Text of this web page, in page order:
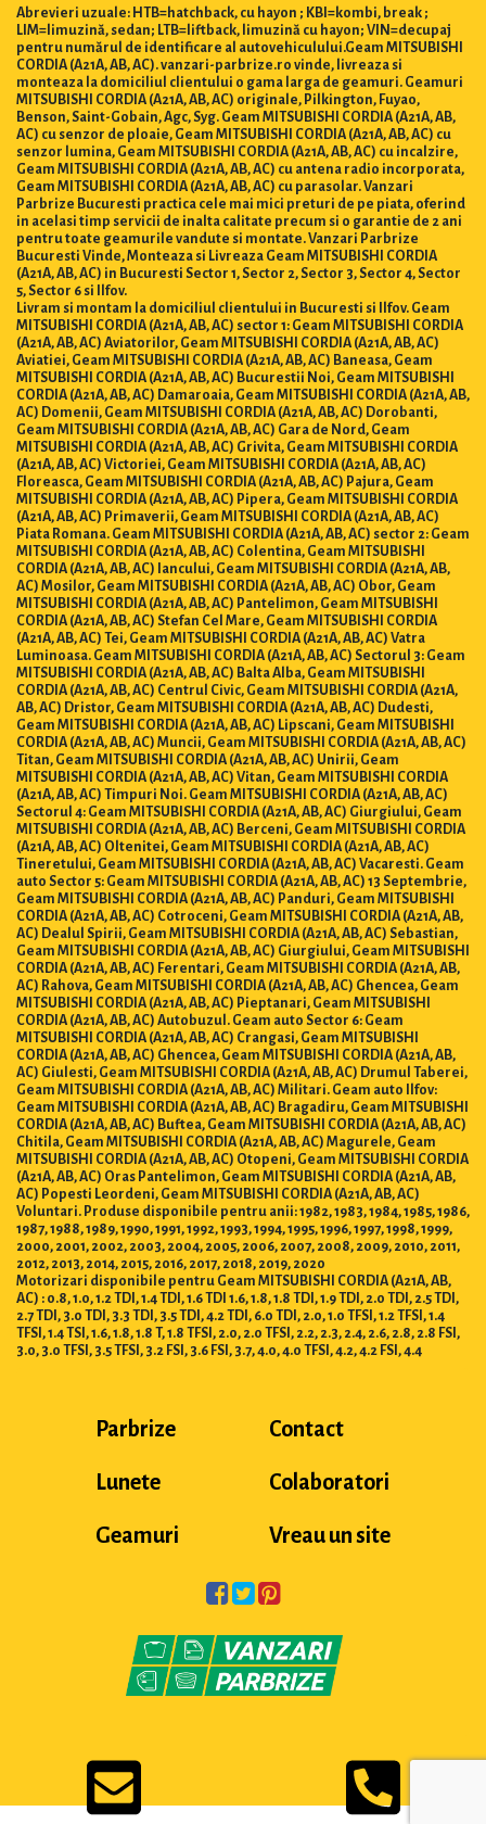
Abrevieri uzuale: HTB=hatchback, cu hayon ; KBI=kombi, break ;
LIM=limuzină, sedan; LTB=liftback, limuzină cu hayon; VIN=decupaj
pentru numărul de identificare al autovehiculului.Geam MITSUBISHI
CORDIA (A21A, AB, AC). vanzari-parbrize.ro vinde, livreaza si
monteaza la domiciliul clientului o gama larga de geamuri. Geamuri
MITSUBISHI CORDIA (A21A, AB, AC) originale, Pilkington, Fuyao,
Benson, Saint-Gobain, Agc, Syg. Geam MITSUBISHI CORDIA (A21A, AB,
AC) cu senzor de ploaie, Geam MITSUBISHI CORDIA (A21A, AB, AC) cu
senzor lumina, Geam MITSUBISHI CORDIA (A21A, AB, AC) cu incalzire,
Geam MITSUBISHI CORDIA (A21A, AB, AC) cu antena radio incorporata,
Geam MITSUBISHI CORDIA (A21A, AB, AC) cu parasolar. Vanzari
Parbrize Bucuresti practica cele mai mici preturi de pe piata, oferind
in acelasi timp servicii de inalta calitate precum si o garantie de 2 ani
pentru toate geamurile vandute si montate. Vanzari Parbrize
Bucuresti Vinde, Monteaza si Livreaza Geam MITSUBISHI CORDIA
(A21A, AB, AC) in Bucuresti Sector 1, Sector 2, Sector 3, Sector 4, Sector
5, Sector 6 si Ilfov.
Livram si montam la domiciliul clientului in Bucuresti si Ilfov. Geam
MITSUBISHI CORDIA (A21A, AB, AC) sector 1: Geam MITSUBISHI CORDIA
(A21A, AB, AC) Aviatorilor, Geam MITSUBISHI CORDIA (A21A, AB, AC)
Aviatiei, Geam MITSUBISHI CORDIA (A21A, AB, AC) Baneasa, Geam
MITSUBISHI CORDIA (A21A, AB, AC) Bucurestii Noi, Geam MITSUBISHI
CORDIA (A21A, AB, AC) Damaroaia, Geam MITSUBISHI CORDIA (A21A, AB,
AC) Domenii, Geam MITSUBISHI CORDIA (A21A, AB, AC) Dorobanti,
Geam MITSUBISHI CORDIA (A21A, AB, AC) Gara de Nord, Geam
MITSUBISHI CORDIA (A21A, AB, AC) Grivita, Geam MITSUBISHI CORDIA
(A21A, AB, AC) Victoriei, Geam MITSUBISHI CORDIA (A21A, AB, AC)
Floreasca, Geam MITSUBISHI CORDIA (A21A, AB, AC) Pajura, Geam
MITSUBISHI CORDIA (A21A, AB, AC) Pipera, Geam MITSUBISHI CORDIA
(A21A, AB, AC) Primaverii, Geam MITSUBISHI CORDIA (A21A, AB, AC)
Piata Romana. Geam MITSUBISHI CORDIA (A21A, AB, AC) sector 2: Geam
MITSUBISHI CORDIA (A21A, AB, AC) Colentina, Geam MITSUBISHI
CORDIA (A21A, AB, AC) Iancului, Geam MITSUBISHI CORDIA (A21A, AB,
AC) Mosilor, Geam MITSUBISHI CORDIA (A21A, AB, AC) Obor, Geam
MITSUBISHI CORDIA (A21A, AB, AC) Pantelimon, Geam MITSUBISHI
CORDIA (A21A, AB, AC) Stefan Cel Mare, Geam MITSUBISHI CORDIA
(A21A, AB, AC) Tei, Geam MITSUBISHI CORDIA (A21A, AB, AC) Vatra
Luminoasa. Geam MITSUBISHI CORDIA (A21A, AB, AC) Sectorul 3: Geam
MITSUBISHI CORDIA (A21A, AB, AC) Balta Alba, Geam MITSUBISHI
CORDIA (A21A, AB, AC) Centrul Civic, Geam MITSUBISHI CORDIA (A21A,
AB, AC) Dristor, Geam MITSUBISHI CORDIA (A21A, AB, AC) Dudesti,
Geam MITSUBISHI CORDIA (A21A, AB, AC) Lipscani, Geam MITSUBISHI
CORDIA (A21A, AB, AC) Muncii, Geam MITSUBISHI CORDIA (A21A, AB, AC)
Titan, Geam MITSUBISHI CORDIA (A21A, AB, AC) Unirii, Geam
MITSUBISHI CORDIA (A21A, AB, AC) Vitan, Geam MITSUBISHI CORDIA
(A21A, AB, AC) Timpuri Noi. Geam MITSUBISHI CORDIA (A21A, AB, AC)
Sectorul 4: Geam MITSUBISHI CORDIA (A21A, AB, AC) Giurgiului, Geam
MITSUBISHI CORDIA (A21A, AB, AC) Berceni, Geam MITSUBISHI CORDIA
(A21A, AB, AC) Oltenitei, Geam MITSUBISHI CORDIA (A21A, AB, AC)
Tineretului, Geam MITSUBISHI CORDIA (A21A, AB, AC) Vacaresti. Geam
auto Sector 5: Geam MITSUBISHI CORDIA (A21A, AB, AC) 13 Septembrie,
Geam MITSUBISHI CORDIA (A21A, AB, AC) Panduri, Geam MITSUBISHI
CORDIA (A21A, AB, AC) Cotroceni, Geam MITSUBISHI CORDIA (A21A, AB,
AC) Dealul Spirii, Geam MITSUBISHI CORDIA (A21A, AB, AC) Sebastian,
Geam MITSUBISHI CORDIA (A21A, AB, AC) Giurgiului, Geam MITSUBISHI
CORDIA (A21A, AB, AC) Ferentari, Geam MITSUBISHI CORDIA (A21A, AB,
AC) Rahova, Geam MITSUBISHI CORDIA (A21A, AB, AC) Ghencea, Geam
MITSUBISHI CORDIA (A21A, AB, AC) Pieptanari, Geam MITSUBISHI
CORDIA (A21A, AB, AC) Autobuzul. Geam auto Sector 6: Geam
MITSUBISHI CORDIA (A21A, AB, AC) Crangasi, Geam MITSUBISHI
CORDIA (A21A, AB, AC) Ghencea, Geam MITSUBISHI CORDIA (A21A, AB,
AC) Giulesti, Geam MITSUBISHI CORDIA (A21A, AB, AC) Drumul Taberei,
Geam MITSUBISHI CORDIA (A21A, AB, AC) Militari. Geam auto Ilfov:
Geam MITSUBISHI CORDIA (A21A, AB, AC) Bragadiru, Geam MITSUBISHI
CORDIA (A21A, AB, AC) Buftea, Geam MITSUBISHI CORDIA (A21A, AB, AC)
Chitila, Geam MITSUBISHI CORDIA (A21A, AB, AC) Magurele, Geam
MITSUBISHI CORDIA (A21A, AB, AC) Otopeni, Geam MITSUBISHI CORDIA
(A21A, AB, AC) Oras Pantelimon, Geam MITSUBISHI CORDIA (A21A, AB,
AC) Popesti Leordeni, Geam MITSUBISHI CORDIA (A21A, AB, AC)
Voluntari. Produse disponibile pentru anii: 1982, 1983, 1984, 1985, 1986,
1987, 1988, 1989, 1990, 1991, 1992, 1993, 1994, 1995, 1996, 1997, 1998, 1999,
2000, 2001, 2002, 2003, 2004, 2005, 2006, 2007, 2008, 2009, 2010, 2011,
2012, 2013, 2014, 2015, 2016, 2017, 2018, 2019, 2020
Motorizari disponibile pentru Geam MITSUBISHI CORDIA (A21A, AB,
AC) : 0.8, 1.0, 1.2 TDI, 1.4 TDI, 1.6 TDI 1.6, 1.8, 1.8 TDI, 1.9 TDI, 2.0 TDI, 2.5 TDI,
2.7 TDI, 3.0 TDI, 3.3 TDI, 3.5 TDI, 4.2 TDI, 6.0 TDI, 2.0, 1.0 TFSI, 1.2 TFSI, 1.4
TFSI, 1.4 TSI, 1.6, 1.8, 1.8 T, 1.8 TFSI, 2.0, 2.0 TFSI, 2.2, 2.3, 2.4, 2.6, 2.8, 2.8 FSI,
3.0, 3.0 TFSI, 3.5 TFSI, 3.2 FSI, 3.6 FSI, 3.7, 4.0, 4.0 TFSI, 4.2, 4.2 FSI, 4.4
Parbrize
Lunete
Geamuri
Contact
Colaboratori
Vreau un site